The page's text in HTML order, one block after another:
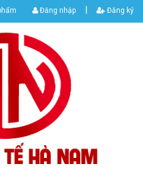
Đăng nhập | Đăng ký